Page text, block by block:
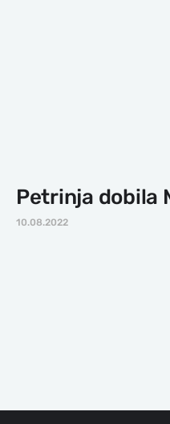
Petrinja dobila
10.08.2022